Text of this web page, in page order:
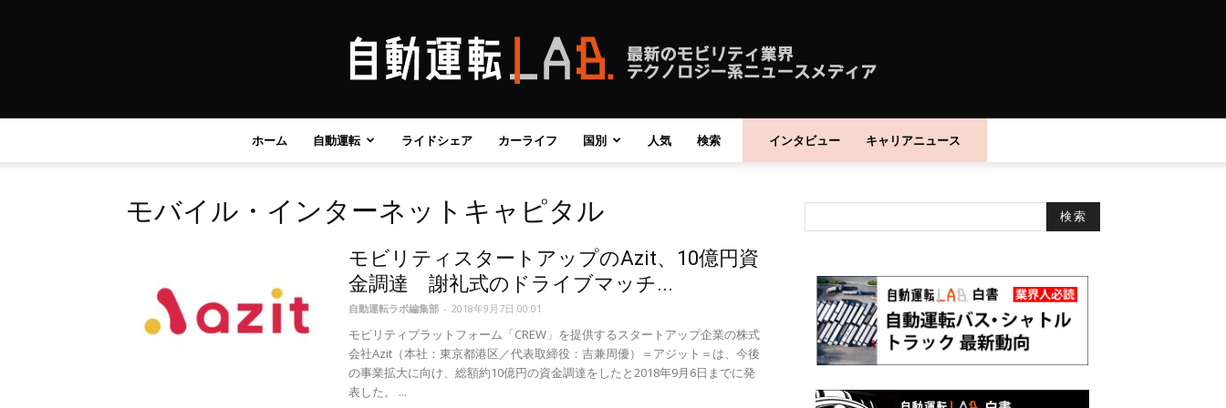
自
動
運
ホーム 自動運転 ライドシェア カーライフ 国別 人気 検索 インタビュー キャリアニュース
モバイル・インターネットキャピタル
モビリティスタートアップのAzit、10億円資
金調達 謝礼式のドライブマッチ...
自動運転ラボ編集部 - 2018年9月7日 00:01
モビリティプラットフォーム「CREW」を提供するスタートアップ企業の株式
会社Azit（本社：東京都港区／代表取締役：吉兼周優）＝アジット＝は、今後
の事業拡大に向け、総額約10億円の資金調達をしたと2018年9月6日までに発
表した。 ...